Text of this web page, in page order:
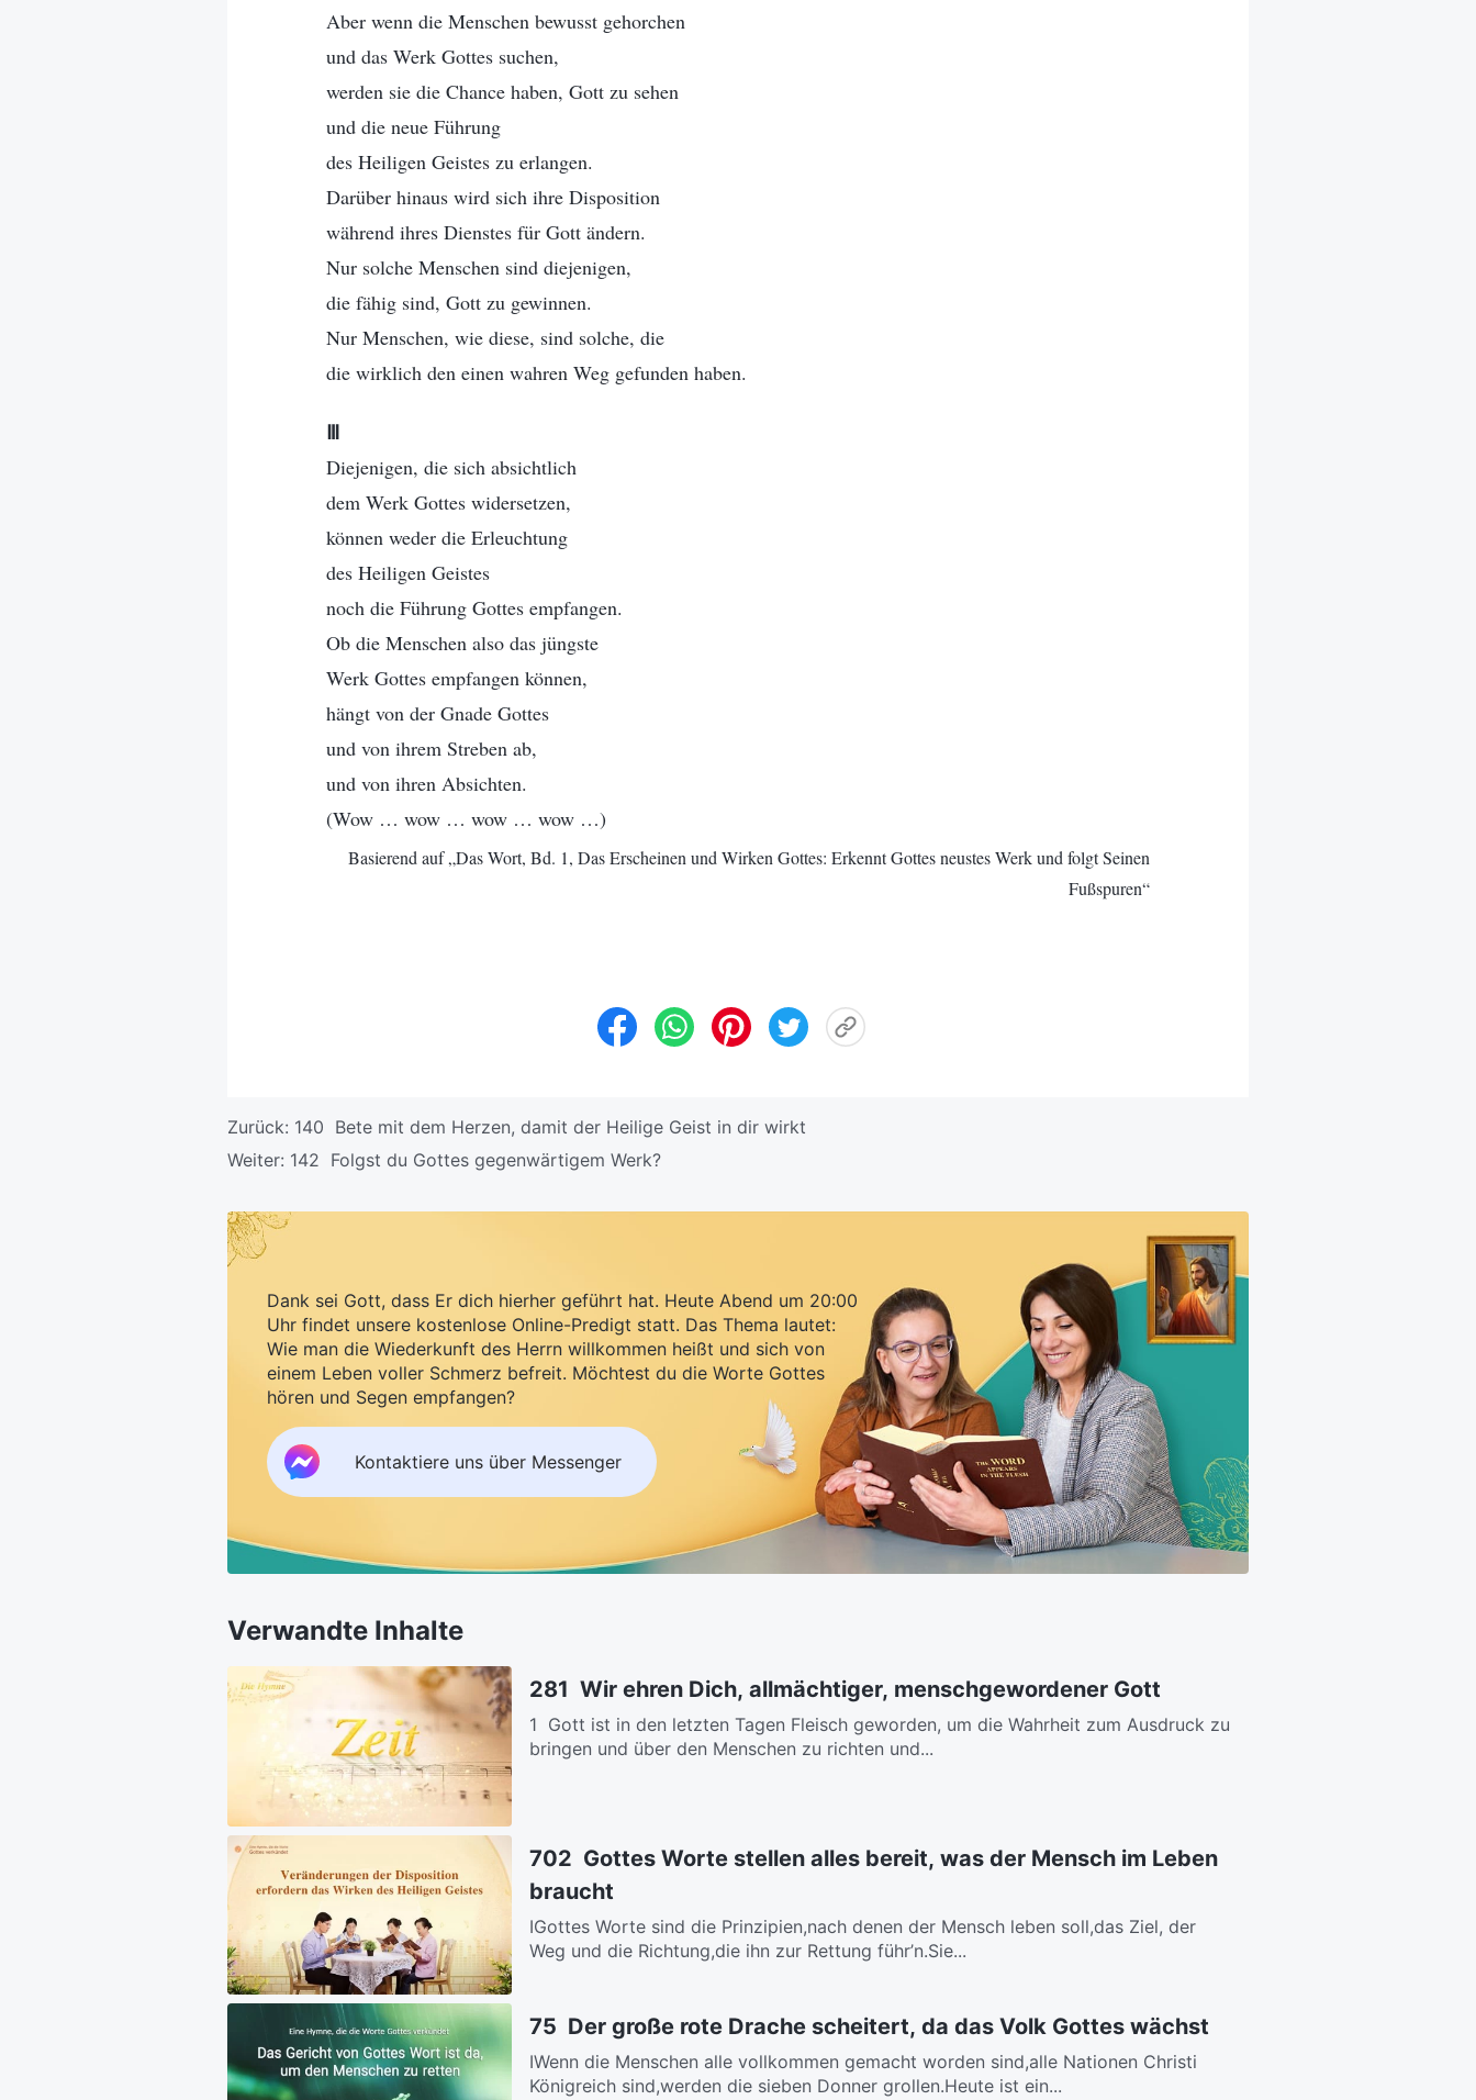
Aber wenn die Menschen bewusst gehorchen
und das Werk Gottes suchen,
werden sie die Chance haben, Gott zu sehen
und die neue Führung
des Heiligen Geistes zu erlangen.
Darüber hinaus wird sich ihre Disposition
während ihres Dienstes für Gott ändern.
Nur solche Menschen sind diejenigen,
die fähig sind, Gott zu gewinnen.
Nur Menschen, wie diese, sind solche, die
die wirklich den einen wahren Weg gefunden haben.
Ⅲ
Diejenigen, die sich absichtlich
dem Werk Gottes widersetzen,
können weder die Erleuchtung
des Heiligen Geistes
noch die Führung Gottes empfangen.
Ob die Menschen also das jüngste
Werk Gottes empfangen können,
hängt von der Gnade Gottes
und von ihrem Streben ab,
und von ihren Absichten.
(Wow … wow … wow … wow …)
Basierend auf „Das Wort, Bd. 1, Das Erscheinen und Wirken Gottes: Erkennt Gottes neustes Werk und folgt Seinen
Fußspuren“
Zurück: 140 Bete mit dem Herzen, damit der Heilige Geist in dir wirkt
Weiter: 142 Folgst du Gottes gegenwärtigem Werk?
Dank sei Gott, dass Er dich hierher geführt hat. Heute Abend um 20:00
Uhr findet unsere kostenlose Online-Predigt statt. Das Thema lautet:
Wie man die Wiederkunft des Herrn willkommen heißt und sich von
einem Leben voller Schmerz befreit. Möchtest du die Worte Gottes
hören und Segen empfangen?
Kontaktiere uns über Messenger
Verwandte Inhalte
281 Wir ehren Dich, allmächtiger, menschgewordener Gott
1 Gott ist in den letzten Tagen Fleisch geworden, um die Wahrheit zum Ausdruck zu
bringen und über den Menschen zu richten und...
702 Gottes Worte stellen alles bereit, was der Mensch im Leben
braucht
ⅠGottes Worte sind die Prinzipien,nach denen der Mensch leben soll,das Ziel, der
Weg und die Richtung,die ihn zur Rettung führ’n.Sie...
75 Der große rote Drache scheitert, da das Volk Gottes wächst
ⅠWenn die Menschen alle vollkommen gemacht worden sind,alle Nationen Christi
Königreich sind,werden die sieben Donner grollen.Heute ist ein...